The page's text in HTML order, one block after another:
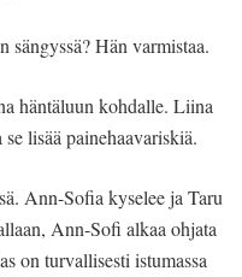
Hän varmistaa.
häntäluun kohdalle. Liina
lisää painehaavariskiä.
Ann-Sofia kyselee ja Taru
Ann-Sofi alkaa ohjata
on turvallisesti istumassa